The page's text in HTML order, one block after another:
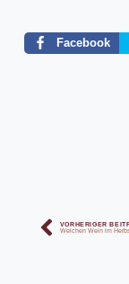
Facebook
VORHERIGER
Welchen Wein im